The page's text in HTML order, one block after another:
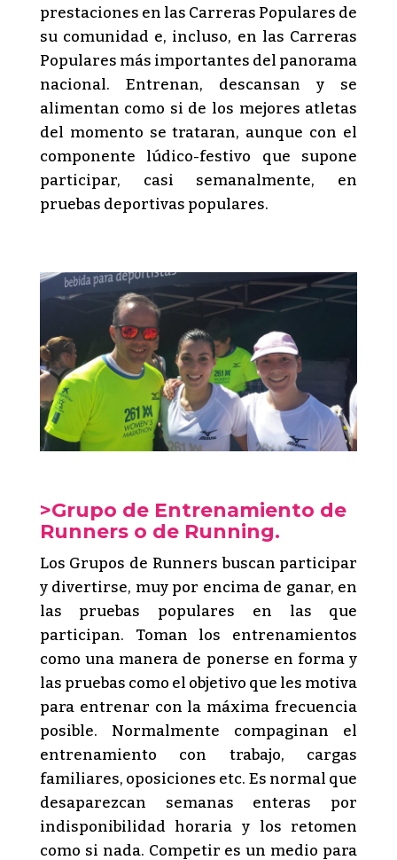
prestaciones en las Carreras Populares de
su comunidad e, incluso, en las Carreras
Populares más importantes del panorama
nacional. Entrenan, descansan y se
alimentan como si de los mejores atletas
del momento se trataran, aunque con el
componente lúdico-festivo que supone
participar, casi semanalmente, en
pruebas deportivas populares.
>Grupo de Entrenamiento de
Runners o de Running.
Los Grupos de Runners buscan participar
y divertirse, muy por encima de ganar, en
las pruebas populares en las que
participan. Toman los entrenamientos
como una manera de ponerse en forma y
las pruebas como el objetivo que les motiva
para entrenar con la máxima frecuencia
posible. Normalmente compaginan el
entrenamiento con trabajo, cargas
familiares, oposiciones etc. Es normal que
desaparezcan semanas enteras por
indisponibilidad horaria y los retomen
como si nada. Competir es un medio para